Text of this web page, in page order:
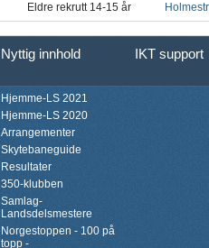
Eldre rekrutt 14-15 år
Nyttig innhold IKT support
Hjemme-LS 2021
Hjemme-LS 2020
Arrangementer
Skytebaneguide
Resultater
350-klubben
Samlag-
Landsdelsmestere
Norgestoppen - 100 på
topp -